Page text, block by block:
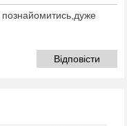
Відповісти